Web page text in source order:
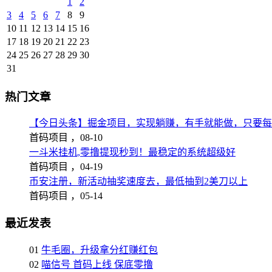
3
4 5 6 7 8
9
10 11 12 13 14 15 16
17 18 19 20 21 22 23
24 25 26 27 28 29 30
31
热门文章
【今日头条】掘金项目，实现躺赚，有手就能做，只要
首码项目 ， 08-10
一斗米挂机,零撸提现秒到！最稳定的系统超级好
首码项目 ， 04-19
币安注册，新活动抽奖速度去，最低抽到2美刀以上
首码项目 ， 05-14
最近发表
01 牛毛圈，升级拿分红赚红包
02 喵信号 首码上线 保底零撸